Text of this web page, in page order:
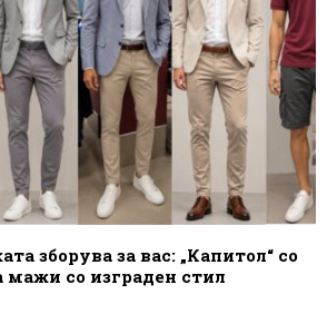
зборува за вас: „Капитол“ со
мажи со изграден стил